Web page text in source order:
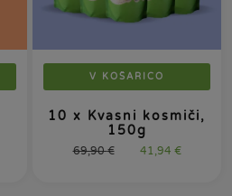
V KOŠARICO
10 x Kvasni kosmiči,
150g
69,90€ 41,94 €